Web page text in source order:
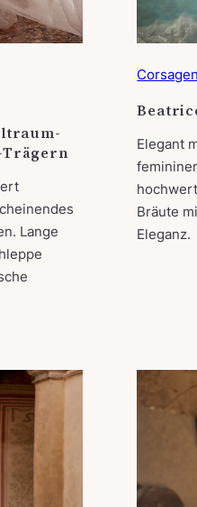
Lange
Elegant
Bräute
Eleganz.